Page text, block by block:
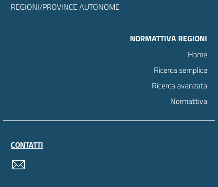
REGIONI/PROVINCE AUTONOME
NORMATTIVA REGIONI
Home
Ricerca semplice
Ricerca avanzata
Normattiva
CONTATTI